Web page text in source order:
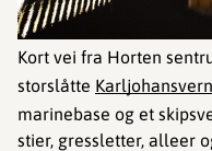
Kort vei fra Horten
storslåtte Karljohansvern
marinebase og et
stier, gressletter, alleer